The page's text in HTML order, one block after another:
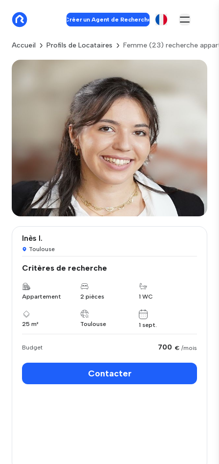
Créer un Agent de Recherche
Accueil Profils de Locataires Femme (23) recherche
Inès I.
Toulouse
Critères de recherche
Appartement 2 pièces 1 WC
25 m² Toulouse 1 sept.
Budget 700 € /mois
Contacter